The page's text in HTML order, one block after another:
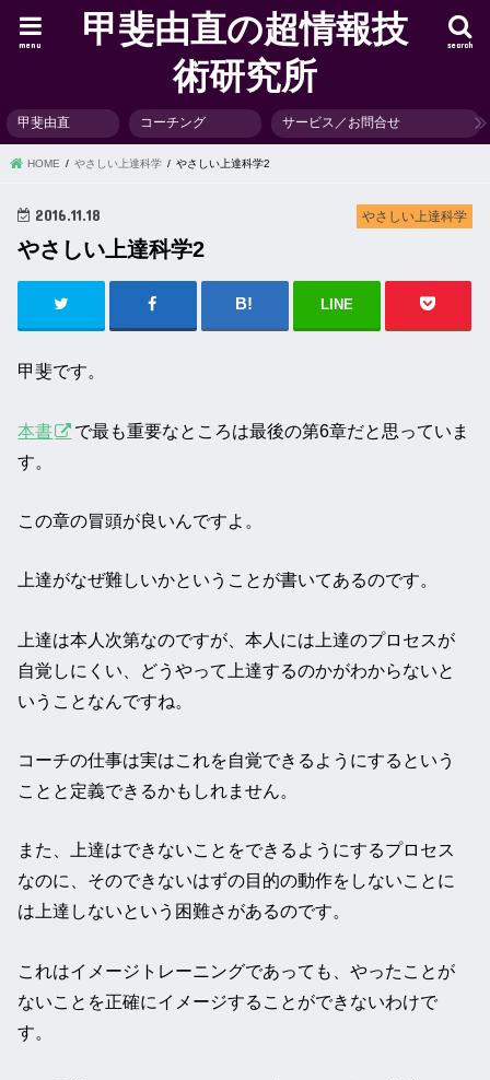
甲斐由直の超情報技
術研究所
search
menu
甲斐由直 コーチング サービス／お問合せ
HOME やさしい上達科学 やさしい上達科学2
やさしい上達科学
2016.11.18
やさしい上達科学2
LINE
甲斐です。
本書
で最も重要なところは最後の第6章だと思っていま
す。
この章の冒頭が良いんですよ。
上達がなぜ難しいかということが書いてあるのです。
上達は本人次第なのですが、本人には上達のプロセスが
自覚しにくい、どうやって上達するのかがわからないと
いうことなんですね。
コーチの仕事は実はこれを自覚できるようにするという
ことと定義できるかもしれません。
また、上達はできないことをできるようにするプロセス
なのに、そのできないはずの目的の動作をしないことに
は上達しないという困難さがあるのです。
これはイメージトレーニングであっても、やったことが
ないことを正確にイメージすることができないわけで
す。